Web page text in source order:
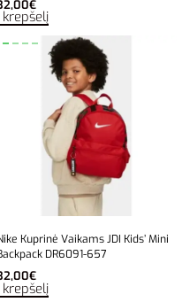
€
krepšelį
Kuprinė Vaikams JDI Kids’ Mini
DR6091-657
€
krepšelį